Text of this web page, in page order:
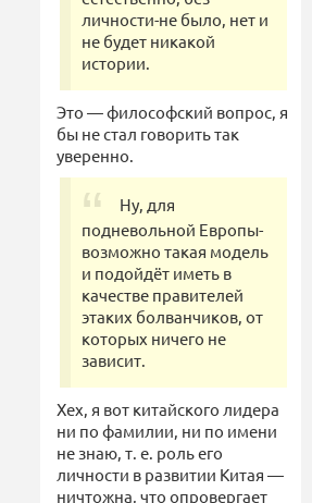
личности-не было, нет и
не будет никакой
истории.
Это — философский вопрос, я
бы не стал говорить так
уверенно.
Ну, для
подневольной Европы-
возможно такая модель
и подойдёт иметь в
качестве правителей
этаких болванчиков, от
которых ничего не
зависит.
Хех, я вот китайского лидера
ни по фамилии, ни по имени
не знаю, т. е. роль его
личности в развитии Китая —
ничтожна, что опровергает